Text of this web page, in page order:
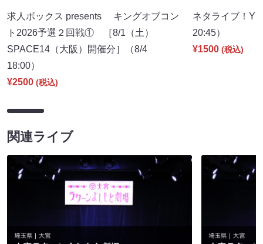
求人ボックス presents キングオブコン
ト2026予選２回戦① ［8/1（土）
SPACE14（大阪）開催分］（8/4
18:00）
¥2500 (税込)
ネタライブ！
20:45）
¥1500 (税込)
関連ライブ